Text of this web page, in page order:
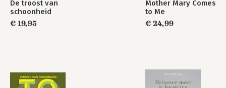
De troost van
schoonheid
€ 19,95
Mother Mary Comes
to Me
€ 24,99